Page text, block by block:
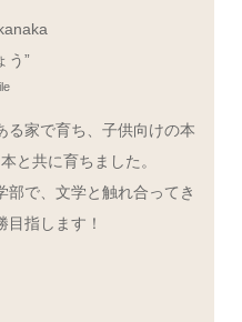
う”
る家で育ち、子供向けの本
と共に育ちました。
部で、文学と触れ合ってき
目指します！